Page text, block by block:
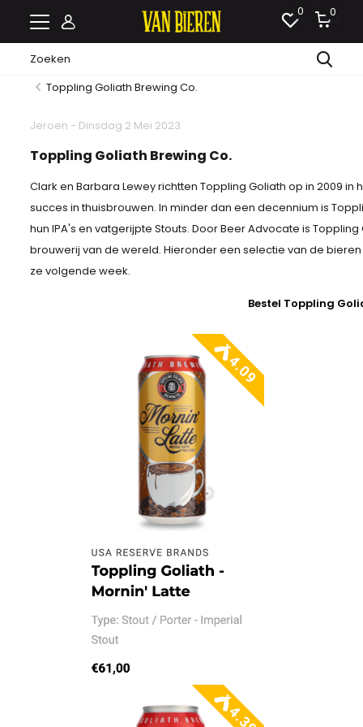
0 0
Toppling Goliath Brewing Co.
Jeroen - Dinsdag 2 Mei 2023
Toppling Goliath Brewing Co.
Clark en Barbara Lewey richtten Toppling Goliath op in 2009
succes in thuisbrouwen. In minder dan een decennium is
hun IPA's en vatgerijpte Stouts. Door Beer Advocate is
brouwerij van de wereld. Hieronder een selectie van de
ze volgende week.
Bestel Toppling